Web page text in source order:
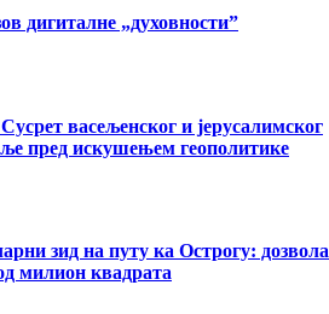
дигиталне „духовности”
васељенског и јерусалимског
пред искушењем геополитике
зид на путу ка Острогу: дозвола
милион квадрата